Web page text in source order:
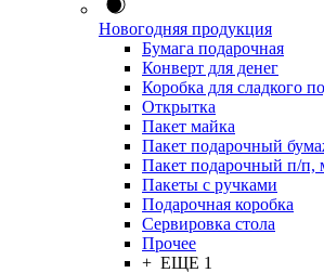
Новогодняя продукция
Бумага подарочная
Конверт для денег
Коробка для сладкого
Открытка
Пакет майка
Пакет подарочный
Пакет подарочный п/п,
Пакеты с ручками
Подарочная коробка
Сервировка стола
Прочее
+ ЕЩЕ 1